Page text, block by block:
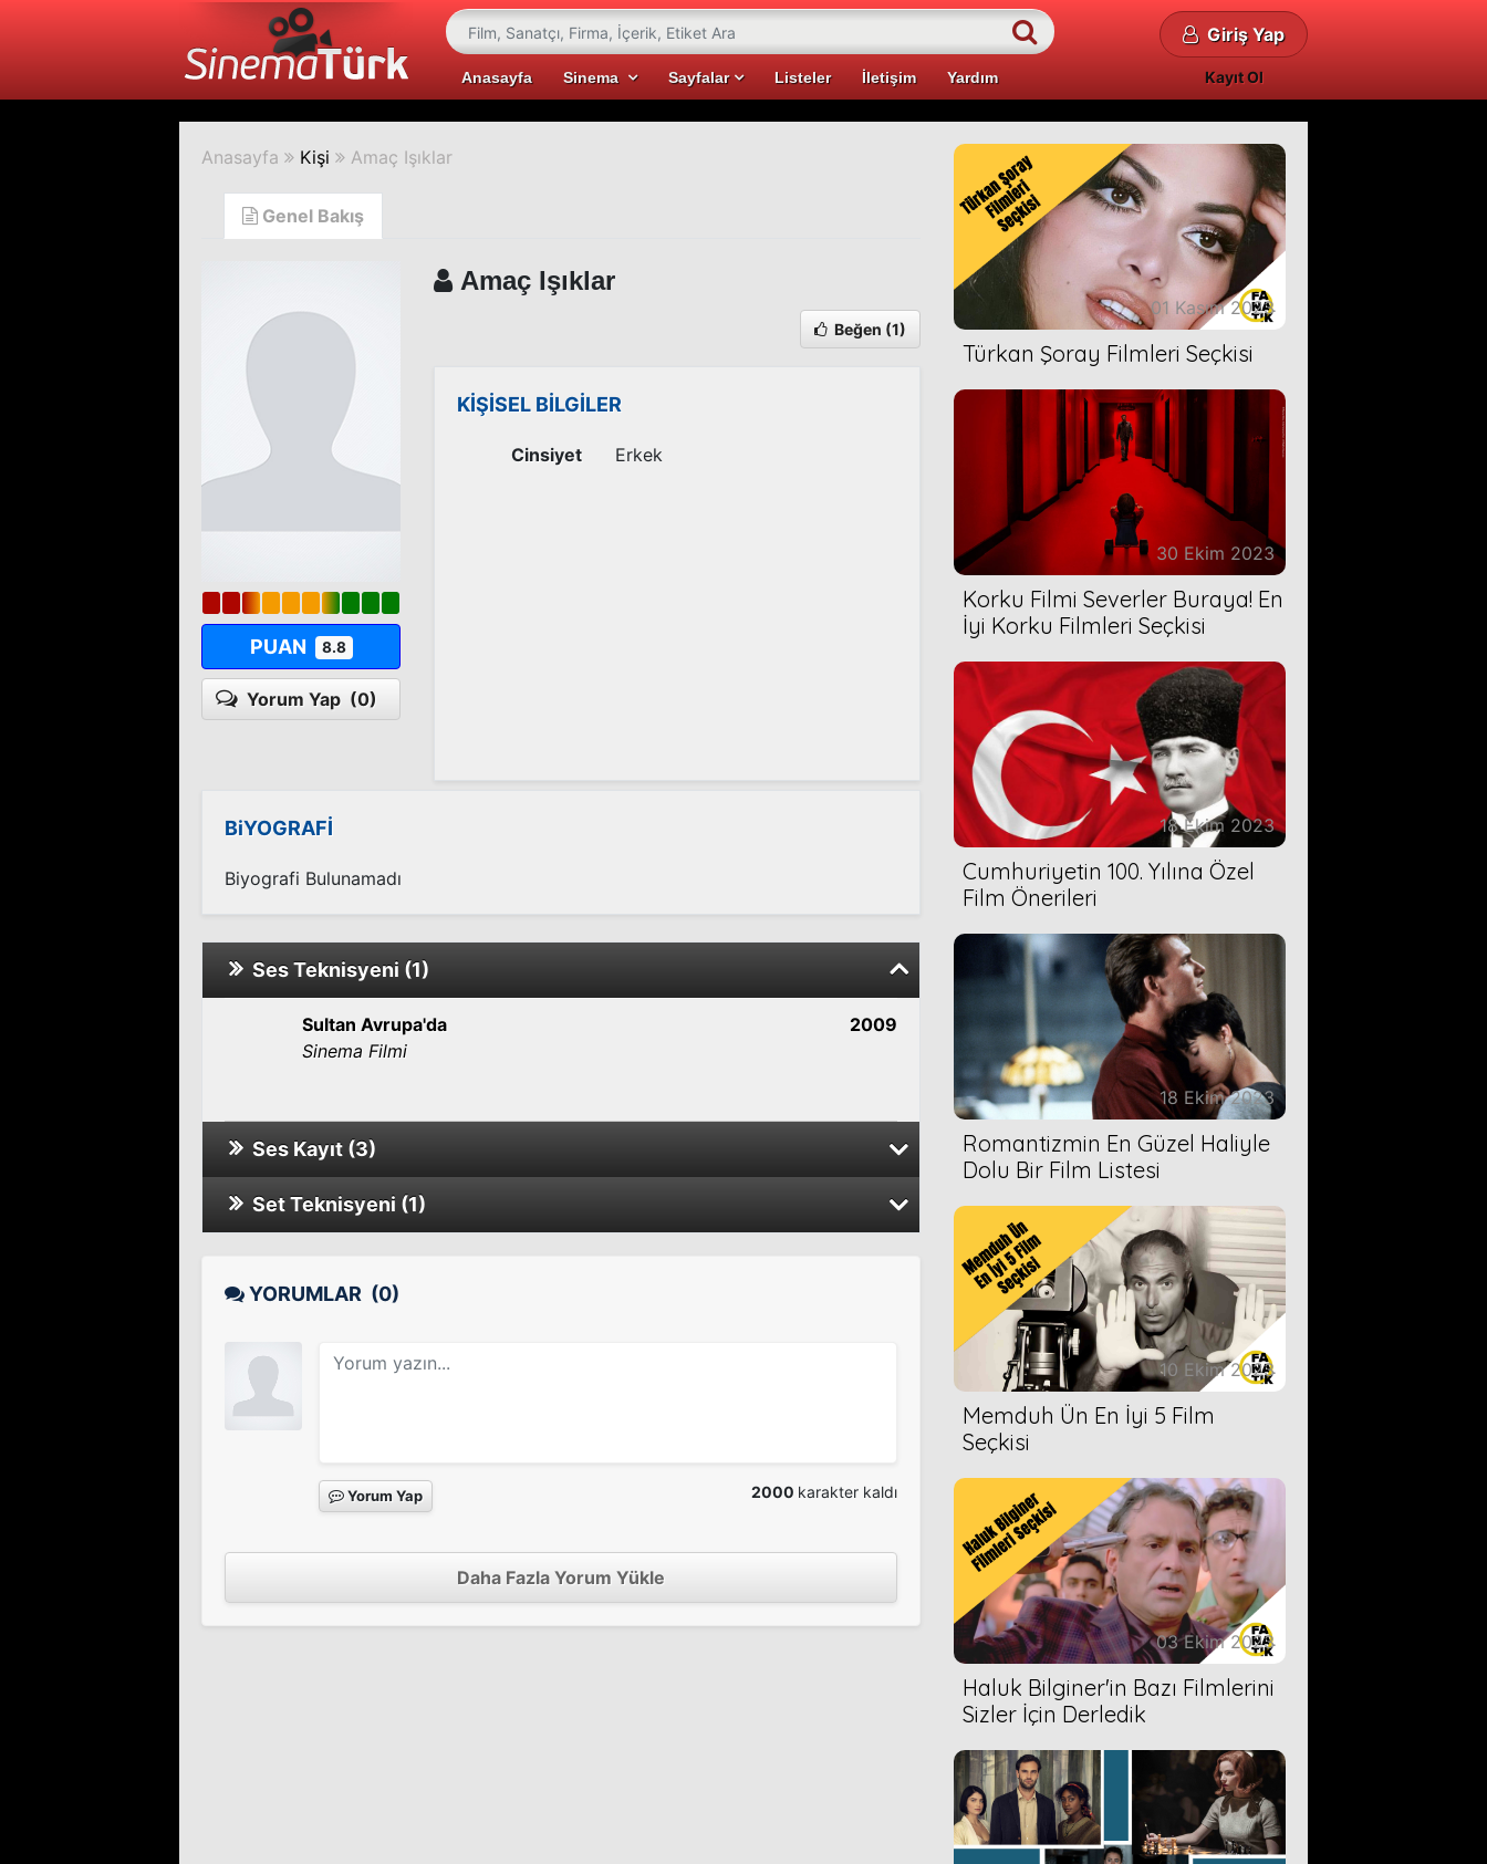
Anasayfa Sinema Sayfalar Listeler İletişim Yardım
Giriş Yap
Kayıt Ol
Anasayfa Kişi Amaç Işıklar
Genel Bakış
PUAN 8.8
Yorum Yap (0)
Amaç Işıklar
Beğen (1)
KİŞİSEL BİLGİLER
Cinsiyet Erkek
BiYOGRAFİ
Biyografi Bulunamadı
Ses Teknisyeni (1)
Sultan Avrupa'da
Sinema Filmi
2009
Ses Kayıt (3)
Yaşam Arsızı
Sinema Filmi
2008
Tv Dizisi
Tv Dizisi
Set Teknisyeni (1)
Tv Dizisi
YORUMLAR (0)
Yorum Yap 2000 karakter kaldı
Daha Fazla Yorum Yükle
01 Kasım 2023
Türkan Şoray Filmleri Seçkisi
30 Ekim 2023
Korku Filmi Severler Buraya! En
İyi Korku Filmleri Seçkisi
18 Ekim 2023
Cumhuriyetin 100. Yılına Özel
Film Önerileri
18 Ekim 2023
Romantizmin En Güzel Haliyle
Dolu Bir Film Listesi
10 Ekim 2023
Memduh Ün En İyi 5 Film
Seçkisi
03 Ekim 2023
Haluk Bilginer'in Bazı Filmlerini
Sizler İçin Derledik